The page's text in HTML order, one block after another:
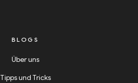
BLOGS
Über uns
Tipps und Tricks